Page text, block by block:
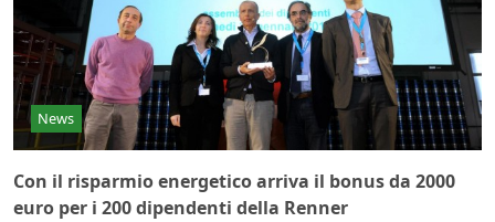
News
Con il risparmio energetico arriva il bonus da 2000
euro per i 200 dipendenti della Renner